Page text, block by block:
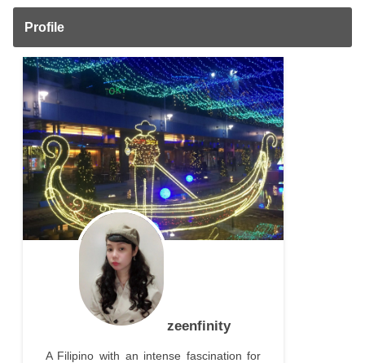
Profile
zeenfinity
A Filipino with an intense fascination for